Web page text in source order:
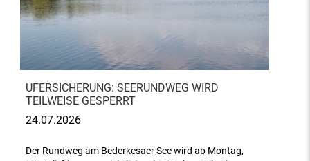
UFERSICHERUNG: SEERUNDWEG WIRD
TEILWEISE GESPERRT
24.07.2026
Der Rundweg am Bederkesaer See wird ab Montag,